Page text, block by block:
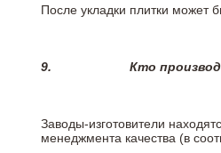
После укладки плитки может
9. Кто
Заводы-изготовители
менеджмента качества (в